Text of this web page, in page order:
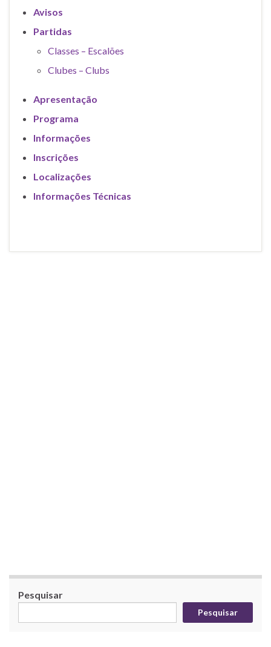
Avisos
Partidas
Classes – Escalões
Clubes – Clubs
Apresentação
Programa
Informações
Inscrições
Localizações
Informações Técnicas
Pesquisar
Pesquisar